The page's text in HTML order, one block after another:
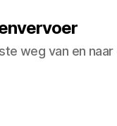
weg van en